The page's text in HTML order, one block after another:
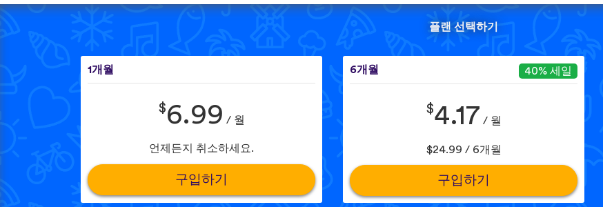
플랜 선택하기
1개월
$6.99 / 월
언제든지 취소하세요.
구입하기
6개월 40% 세일
$4.17 / 월
$24.99 / 6개월
구입하기